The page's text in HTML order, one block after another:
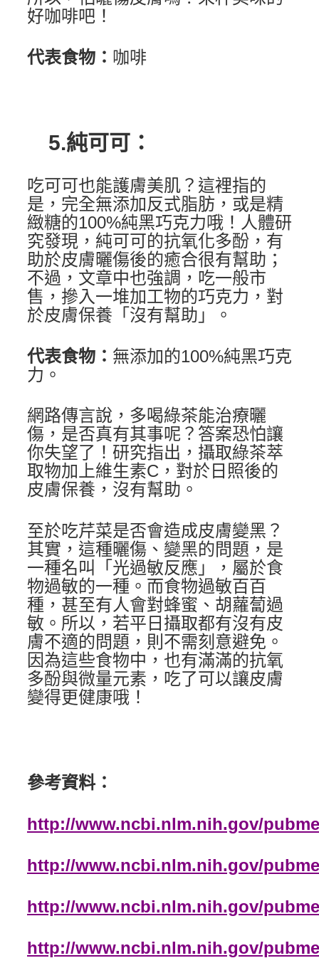
好咖啡吧！
代表食物： 咖啡
5.純可可：
吃可可也能護膚美肌？這裡指的
是，完全無添加反式脂肪，或是精
緻糖的100%純黑巧克力哦！人體研
究發現，純可可的抗氧化多酚，有
助於皮膚曬傷後的癒合很有幫助；
不過，文章中也強調，吃一般市
售，摻入一堆加工物的巧克力，對
於皮膚保養「沒有幫助」。
代表食物： 無添加的100%純黑巧克
力。
網路傳言說，多喝綠茶能治療曬
傷，是否真有其事呢？答案恐怕讓
你失望了！研究指出，攝取綠茶萃
取物加上維生素C，對於日照後的
皮膚保養，沒有幫助。
至於吃芹菜是否會造成皮膚變黑？
其實，這種曬傷、變黑的問題，是
一種名叫「光過敏反應」，屬於食
物過敏的一種。而食物過敏百百
種，甚至有人會對蜂蜜、胡蘿蔔過
敏。所以，若平日攝取都有沒有皮
膚不適的問題，則不需刻意避免。
因為這些食物中，也有滿滿的抗氧
多酚與微量元素，吃了可以讓皮膚
變得更健康哦！
參考資料：
http://www.ncbi.nlm.nih.gov/
http://www.ncbi.nlm.nih.gov/
http://www.ncbi.nlm.nih.gov/
http://www.ncbi.nlm.nih.gov/